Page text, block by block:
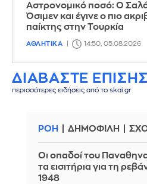
Αστρονομικό ποσό: Ο
Όσιμεν και έγινε ο πιο
παίκτης στην Τουρκία
ΑΘΛΗΤΙΚΑ 14:50, 05.08.2026
ΔΙΑΒΑΣΤΕ ΕΠΙΣΗΣ
περισσότερες ειδήσεις από το skai.gr
ΡΟΗ ΔΗΜΟΦΙΛΗ
Οι οπαδοί του
τα εισιτήρια για τη
1948